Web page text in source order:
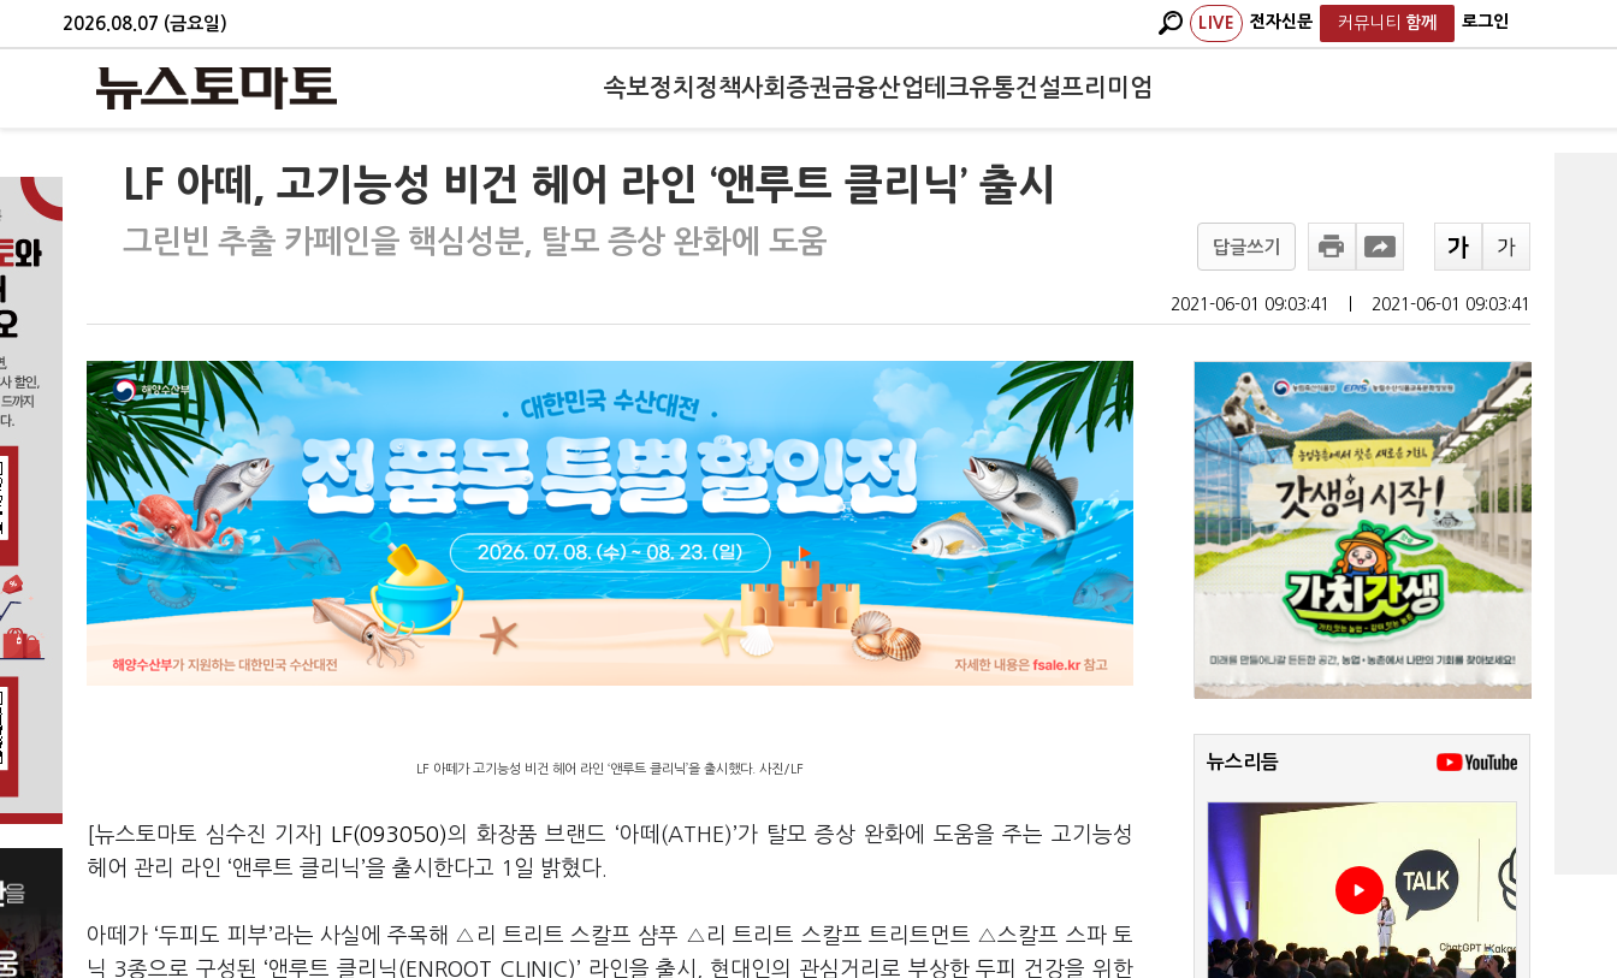
2026.08.07 (금요일) LIVE 전자신문 커뮤니티 함께 로그인
속보정치 정책사회 증권금융산업테크유통건설프리미엄
LF 아떼, 고기능성 비건 헤어 라인 ‘앤루트 클리닉’ 출시
그린빈 추출 카페인을 핵심성분, 탈모 증상 완화에 도움 답글쓰기
2021-06-01 09:03:41 2021-06-01 09:03:41
LF 아떼가 고기능성 비건 헤어 라인 ‘앤루트 클리닉’을 출시했다. 사진/LF
[뉴스토마토 심수진 기자] LF(093050)의 화장품 브랜드 ‘아떼(ATHE)’가 탈모 증상 완화에 도움을 주는 고기능성
헤어 관리 라인 ‘앤루트 클리닉’을 출시한다고 1일 밝혔다.
아떼가 ‘두피도 피부’라는 사실에 주목해 △리 트리트 스칼프 샴푸 △리 트리트 스칼프 트리트먼트 △스칼프 스파 토
닉 3종으로 구성된 ‘앤루트 클리닉(ENROOT CLINIC)’ 라인을 출시, 현대인의 관심거리로 부상한 두피 건강을 위한
뉴스리듬